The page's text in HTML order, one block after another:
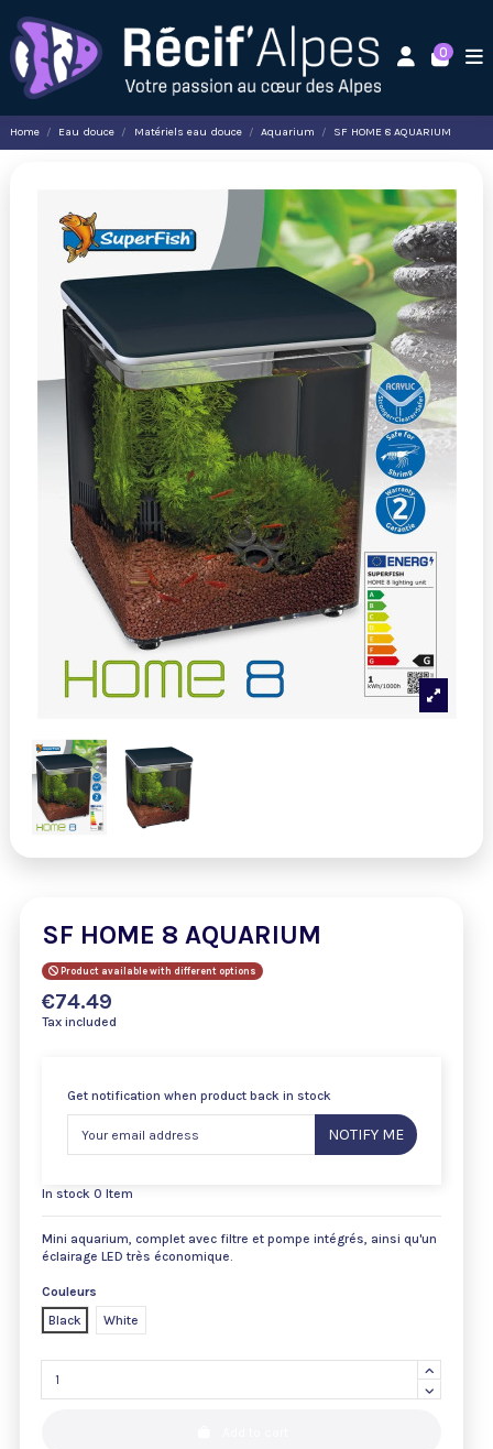
0
Home Eau douce Matériels eau douce Aquarium SF HOME 8 AQUARIUM
SF HOME 8 AQUARIUM
Product available with different options
€74.49
Tax included
Get notification when product back in stock
NOTIFY ME
In stock 0 Item
Mini aquarium, complet avec filtre et pompe intégrés, ainsi qu'un
éclairage LED très économique.
Couleurs
Black
White